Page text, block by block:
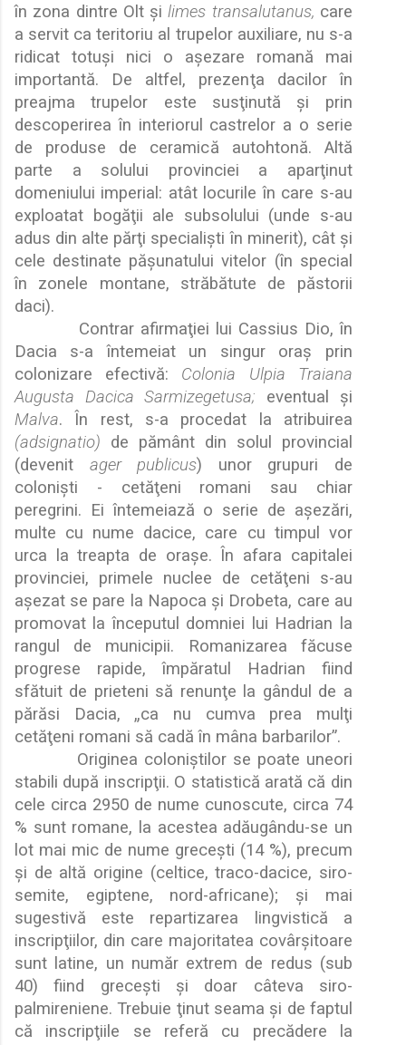
în zona dintre Olt şilimes transalutanus, care
a servit ca teritoriu al trupelor auxiliare, nu s-a
ridicat totuşi nici o aşezare romană mai
importantă. De altfel, prezenţa dacilor în
preajma trupelor este susţinută şi prin
descoperirea în interiorul castrelor a o serie
de produse de ceramică autohtonă. Altă
parte a solului provinciei a aparţinut
domeniului imperial: atât locurile în care s-au
exploatat bogăţii ale subsolului (unde s-au
adus din alte părţi specialişti în minerit), cât şi
cele destinate păşunatului vitelor (în special
în zonele montane, străbătute de păstorii
daci).
Contrar afirmaţiei lui Cassius Dio, în
Dacia s-a întemeiat un singur oraş prin
colonizare efectivă: Colonia Ulpia Traiana
Augusta Dacica Sarmizegetusa; eventual şi
Malva. În rest, s-a procedat la atribuirea
(adsignatio) de pământ din solul provincial
(devenit ager publicus) unor grupuri de
colonişti - cetăţeni romani sau chiar
peregrini. Ei întemeiază o serie de aşezări,
multe cu nume dacice, care cu timpul vor
urca la treapta de oraşe. În afara capitalei
provinciei, primele nuclee de cetăţeni s-au
aşezat se pare la Napoca şi Drobeta, care au
promovat la începutul domniei lui Hadrian la
rangul de municipii. Romanizarea făcuse
progrese rapide, împăratul Hadrian fiind
sfătuit de prieteni să renunţe la gândul de a
părăsi Dacia, „ca nu cumva prea mul ţi
cetăţeni romani să cadă în mâna barbarilor”.
Originea coloniştilor se poate uneori
stabili după inscripţii. O statistică arată că din
cele circa 2950 de nume cunoscute, circa 74
% sunt romane, la acestea adăugându-se un
lot mai mic de nume greceşti (14 %), precum
şi de altă origine (celtice, traco-dacice, siro-
semite, egiptene, nord-africane); şi mai
sugestivă este repartizarea lingvistică a
inscripţiilor, din care majoritatea covârşitoare
sunt latine, un număr extrem de redus (sub
40) fiind greceşti şi doar câteva siro-
palmireniene. Trebuie ţinut seama şi de faptul
că inscripţiile se referă cu precădere la